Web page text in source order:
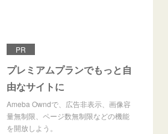
PR
プレミアムプランでもっと自
由なサイトに
Ameba Owndで、広告非表示、画像容
量無制限、ページ数無制限などの機能
を開放しよう。